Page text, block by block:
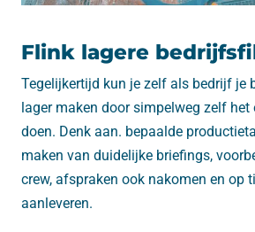
Flink lagere
Tegelijkertijd kun je zelf als bedrijf je
lager maken door simpelweg zelf het
doen. Denk aan. bepaalde
maken van duidelijke briefings,
crew, afspraken ook nakomen en op
aanleveren.